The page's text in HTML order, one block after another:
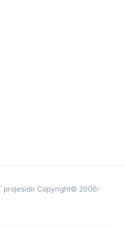
projesidir Copyright© 2006-